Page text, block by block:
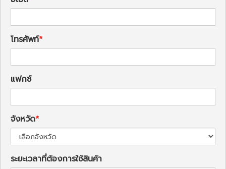
โทรศัพท์
แฟกซ์
จังหวัด
ระยะเวลาที่ต้องการใช้สินค้า